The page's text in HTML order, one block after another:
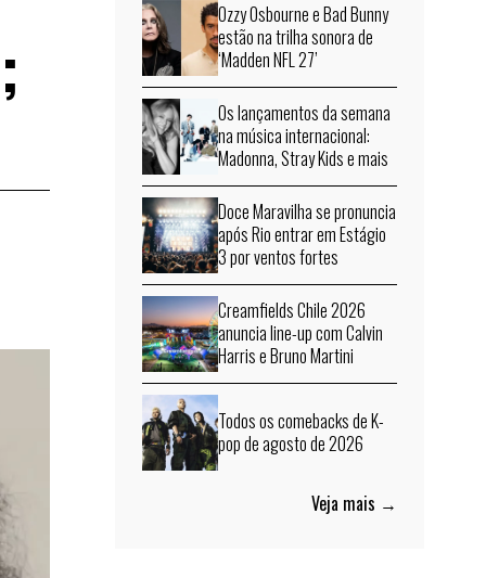
Ozzy Osbourne e Bad Bunny
estão na trilha sonora de
‘Madden NFL 27’
Os lançamentos da semana
na música internacional:
Madonna, Stray Kids e mais
Doce Maravilha se pronuncia
após Rio entrar em Estágio
3 por ventos fortes
Creamfields Chile 2026
anuncia line-up com Calvin
Harris e Bruno Martini
Todos os comebacks de K-
pop de agosto de 2026
Veja mais →